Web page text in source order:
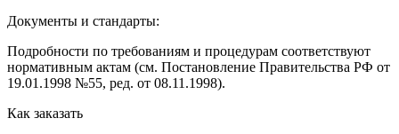
Документы и стандарты:
Подробности по требованиям и процедурам соответствуют
нормативным актам (см. Постановление Правительства РФ от
19.01.1998 №55, ред. от 08.11.1998).
Как заказать